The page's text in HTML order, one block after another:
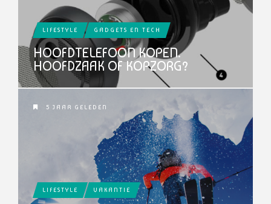
LIFESTYLE GADGETS EN TECH
HOOFDTELEFOON KOPEN.
HOOFDZAAK OF KOPZORG?
5 JAAR GELEDEN
LIFESTYLE VAKANTIE